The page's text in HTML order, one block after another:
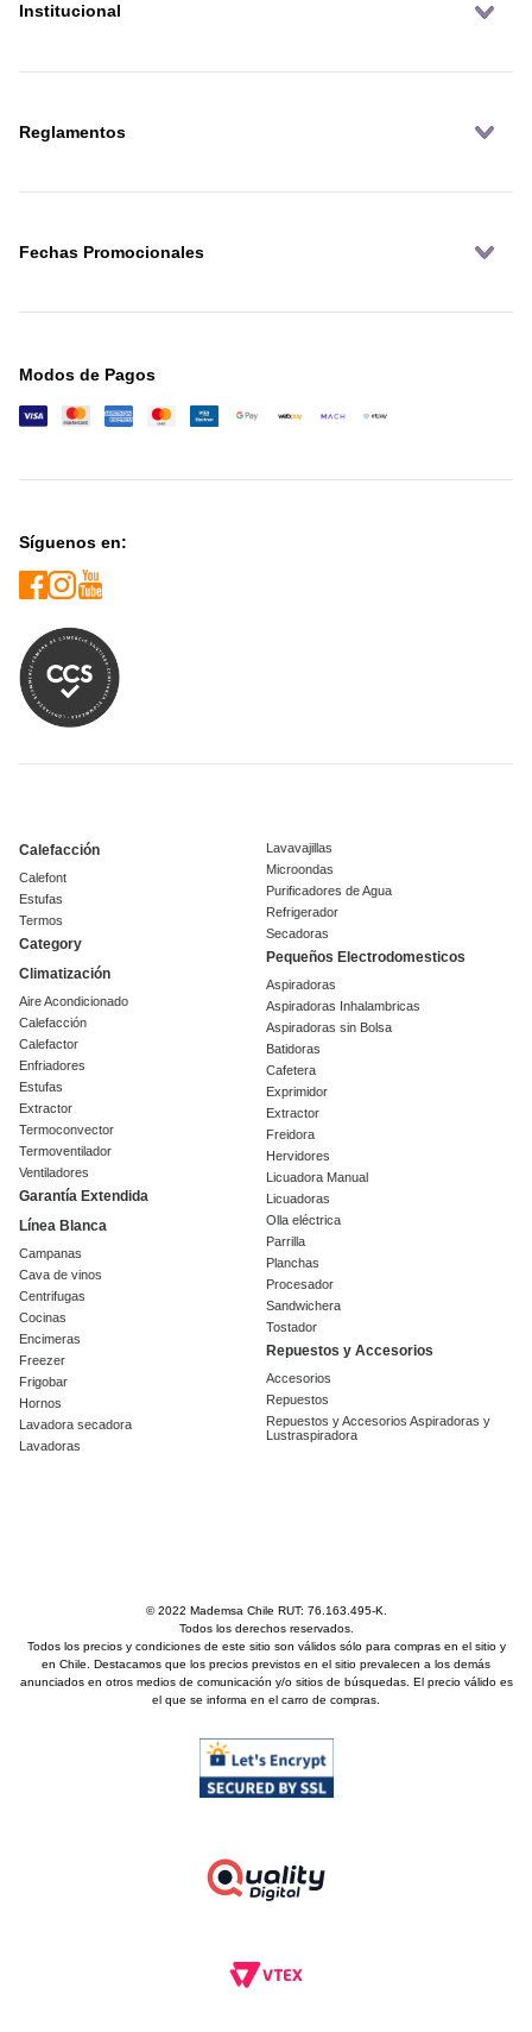
Institucional
Reglamentos
Fechas Promocionales
Modos de Pagos
Síguenos en:
Calefacción
Calefont
Estufas
Termos
Category
Climatización
Aire Acondicionado
Calefacción
Calefactor
Enfriadores
Estufas
Extractor
Termoconvector
Termoventilador
Ventiladores
Garantía Extendida
Línea Blanca
Campanas
Cava de vinos
Centrifugas
Cocinas
Encimeras
Freezer
Frigobar
Hornos
Lavadora secadora
Lavadoras
Lavavajillas
Microondas
Purificadores de Agua
Refrigerador
Secadoras
Pequeños Electrodomesticos
Aspiradoras
Aspiradoras Inhalambricas
Aspiradoras sin Bolsa
Batidoras
Cafetera
Exprimidor
Extractor
Freidora
Hervidores
Licuadora Manual
Licuadoras
Olla eléctrica
Parrilla
Planchas
Procesador
Sandwichera
Tostador
Repuestos y Accesorios
Accesorios
Repuestos
Repuestos y Accesorios Aspiradoras y
Lustraspiradora
© 2022 Mademsa Chile RUT: 76.163.495-K.
Todos los derechos reservados.
Todos los precios y condiciones de este sitio son válidos sólo para compras en el sitio y
en Chile. Destacamos que los precios previstos en el sitio prevalecen a los demás
anunciados en otros medios de comunicación y/o sitios de búsquedas. El precio válido es
el que se informa en el carro de compras.